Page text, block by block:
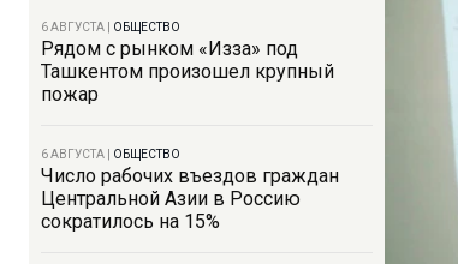
6 АВГУСТА ОБЩЕСТВО
Рядом с рынком «Изза» под
Ташкентом произошел крупный
пожар
6 АВГУСТА ОБЩЕСТВО
Число рабочих въездов граждан
Центральной Азии в Россию
сократилось на 15%